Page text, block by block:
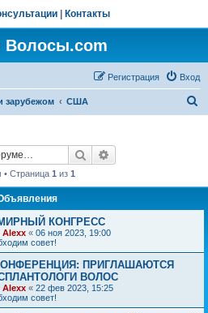
Контакты
Вход
Регистрация
зарубежом США
Поиск
• Страница 1 из 1
КОНГРЕСС
Alexx « 06 ноя 2023, 19:00
совет!
ПРИГЛАШАЮТСЯ
ВОЛОС
Alexx « 22 фев 2023, 15:25
совет!